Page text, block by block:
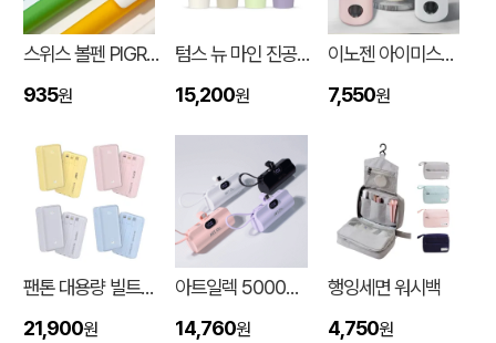
스위스 볼펜 PIGRA P03 피그라 볼펜
935원
텀스 뉴 마인 진공 스텐텀블러 650ml
15,200원
이노젠 아이미스트 에어 무드등 휴대용 무선가습기
7,550원
팬톤 대용량 빌트인 보조배터리 20000mAh PTPB-06
21,900원
아트일렉 5000mAh 도킹형 보조 배터리
14,760원
행잉세면 워시백
4,750원
송OO 유로3색 베이직3링볼펜(독일잉크/컬러인쇄가능) 08-10